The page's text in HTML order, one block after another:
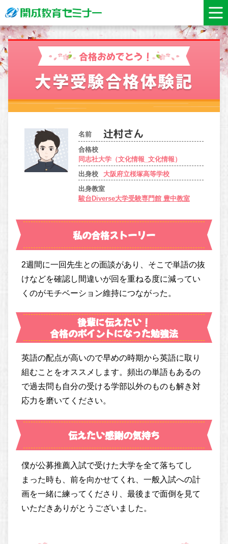
合格おめでとう！
大学受験合格体験記
名前
合格校
同志社大学（文化情報_文化情報）
出身校
大阪府立桜塚高等学校
出身教室
駿台Diverse大学受験専門館 豊中教室
私の合格ストーリー
2週間に一回先生との面談があり、そこで単語の抜
けなどを確認し間違いが回を重ねる度に減ってい
くのがモチベーション維持につながった。
後輩に伝えたい！
合格のポイントになった勉強法
英語の配点が高いので早めの時期から英語に取り
組むことをオススメします。頻出の単語もあるの
で過去問も自分の受ける学部以外のものも解き対
応力を磨いてください。
伝えたい感謝の気持ち
僕が公募推薦入試で受けた大学を全て落ちてし
まった時も、前を向かせてくれ、一般入試への計
画を一緒に練ってくださり、最後まで面倒を見て
いただきありがとうございました。